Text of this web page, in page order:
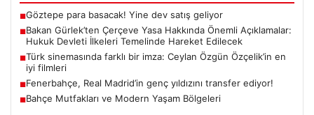
■Göztepe para basacak! Yine dev satış geliyor
■Bakan Gürlek’ten Çerçeve Yasa Hakkında Önemli Açıklamalar:
Hukuk Devleti İlkeleri Temelinde Hareket Edilecek
■Türk sinemasında farklı bir imza: Ceylan Özgün Özçelik’in en
iyi filmleri
■Fenerbahçe, Real Madrid’in genç yıldızını transfer ediyor!
■Bahçe Mutfakları ve Modern Yaşam Bölgeleri